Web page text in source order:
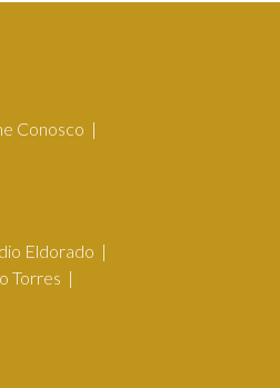
Conosco
Eldorado
Torres